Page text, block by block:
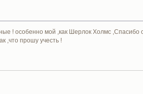
! особенно мой ,как Шерлок Холмс ,Спасибо
,что прошу учесть !